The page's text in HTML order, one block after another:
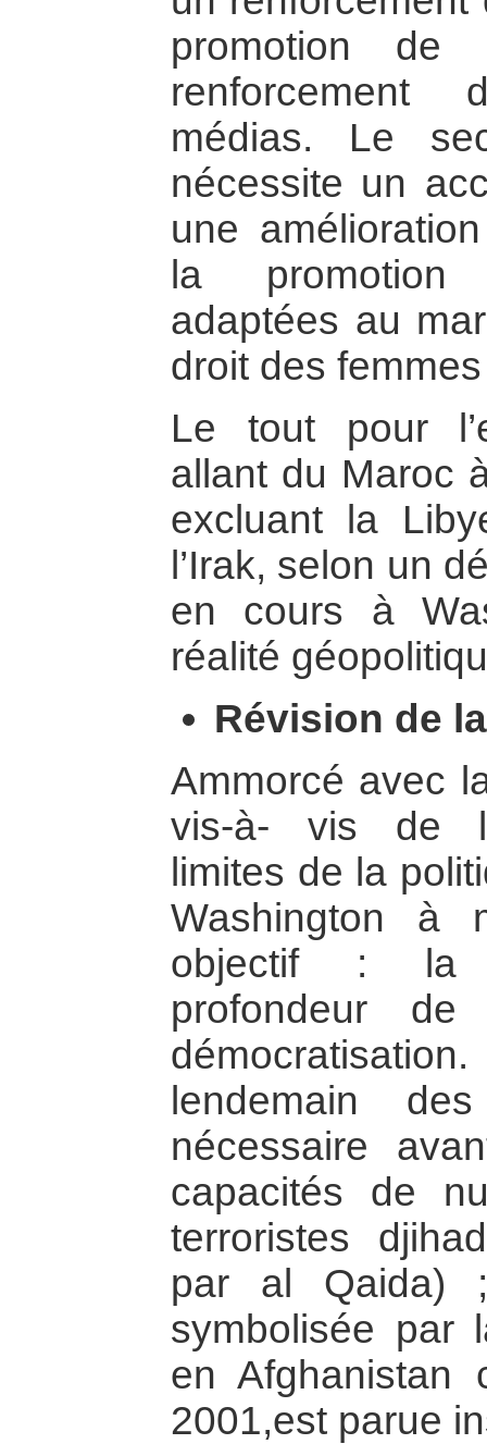
promotion
renforcement
médias. Le
nécessite un
une
la promotion
adaptées au
droit des
Le tout pour
allant du Maroc
excluant la
l’Irak, selon un
en cours à
réalité
Révision de
Ammorcé avec
vis-à- vis de
limites de la
Washington à
objectif : la
profondeur
lendemain
nécessaire
capacités de
terroristes
par al Qaida)
symbolisée par
en Afghanistan
2001,est parue